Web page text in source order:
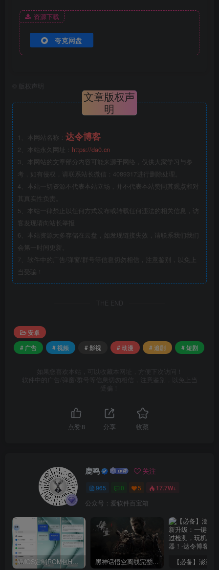
资源下载
夸克网盘
版权声明
文章版权声
明
1、本网站名称： 达令博客
2、本站永久网址： https://da0.cn
3、本网站的文章部分内容可能来源于网络，仅供大家学习与参
考，如有侵权，请联系站长微信：4089317进行删除处理。
4、本站一切资源不代表本站立场，并不代表本站赞同其观点和对
其真实性负责。
5、本站一律禁止以任何方式发布或转载任何违法的相关信息，访
客发现请向站长举报
6、本站资源大多存储在云盘，如发现链接失效，请联系我们我们
会第一时间更新。
7、软件中的广告/弹窗/群号等信息切勿相信，注意鉴别，以免上
当受骗！
THE END
安卓
# 广告
# 视频 # 影视 # 动漫 # 追剧 # 短剧
如果您喜欢本站，可以收藏本网址，方便下次访问！
软件中的广告/弹窗/群号等信息切勿相信，注意鉴别，以免上当
受骗！
点赞 8 分享 收藏
鹿鸣 关注
965 0 5 17.7W+
公众号：爱软件百宝箱
黑神话悟空离线完整版+修改器